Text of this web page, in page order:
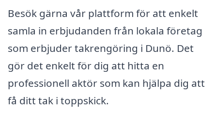
Besök gärna vår plattform för att enkelt
samla in erbjudanden från lokala företag
som erbjuder takrengöring i Dunö. Det
gör det enkelt för dig att hitta en
professionell aktör som kan hjälpa dig att
få ditt tak i toppskick.